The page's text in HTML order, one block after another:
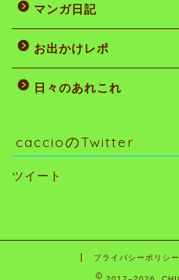
マンガ日記
お出かけレポ
日々のあれこれ
caccioのTwitter
ツイート
プライバシーポリシー